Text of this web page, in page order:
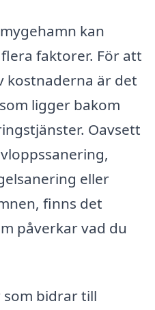
kan
faktorer. För att
kostnaderna är det
ligger bakom
Oavsett
eller
finns det
påverkar vad du
bidrar till